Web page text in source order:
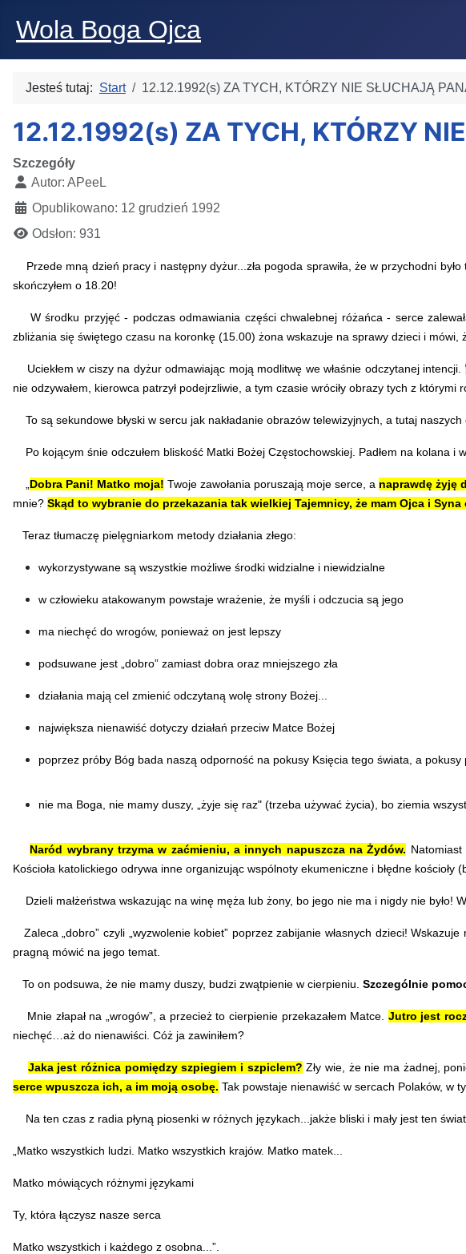
Wola Boga Ojca
Jesteś tutaj: Start 12.12.1992(s) ZA TYCH, KTÓRZY NIE SŁUCHAJĄ
12.12.1992(s) ZA TYCH, KTÓRZY
Szczegóły
Autor: APeeL
Opublikowano: 12 grudzień 1992
Odsłon: 931
Przede mną dzień pracy i następny dyżur...zła pogoda sprawiła, że w przychodni
skończyłem o 18.20!
W środku przyjęć - podczas odmawiania części chwalebnej różańca - serce
zbliżania się świętego czasu na koronkę (15.00) żona wskazuje na sprawy dzieci i mówi,
Uciekłem w ciszy na dyżur odmawiając moją modlitwę we właśnie odczytanej intencji.
nie odzywałem, kierowca patrzył podejrzliwie, a tym czasie wróciły obrazy tych z
To są sekundowe błyski w sercu jak nakładanie obrazów telewizyjnych, a tutaj
Po kojącym śnie odczułem bliskość Matki Bożej Częstochowskiej. Padłem na kolana i
Dobra Pani! Matko moja! Twoje zawołania poruszają moje serce, a naprawdę żyję
mnie? Skąd to wybranie do przekazania tak wielkiej Tajemnicy, że mam Ojca i Syna
Teraz tłumaczę pielęgniarkom metody działania złego:
wykorzystywane są wszystkie możliwe środki widzialne i niewidzialne
w człowieku atakowanym powstaje wrażenie, że myśli i odczucia są jego
ma niechęć do wrogów, ponieważ on jest lepszy
podsuwane jest „dobro” zamiast dobra oraz mniejszego zła
działania mają cel zmienić odczytaną wolę strony Bożej...
największa nienawiść dotyczy działań przeciw Matce Bożej
poprzez próby Bóg bada naszą odporność na pokusy Księcia tego świata, a
nie ma Boga, nie mamy duszy, „żyje się raz" (trzeba używać życia), bo ziemia
Naród wybrany trzyma w zaćmieniu, a innych napuszcza na Żydów.
Kościoła katolickiego odrywa inne organizując wspólnoty ekumeniczne i błędne kościoły
Dzieli małżeństwa wskazując na winę męża lub żony, bo jego nie ma i nigdy nie było!
Zaleca „dobro” czyli „wyzwolenie kobiet” poprzez zabijanie własnych dzieci!
pragną mówić na jego temat.
To on podsuwa, że nie mamy duszy, budzi zwątpienie w cierpieniu. Szczególnie
Mnie złapał na „wrogów”, a przecież to cierpienie przekazałem Matce. Jutro jest
niechęć…aż do nienawiści. Cóż ja zawiniłem?
Jaka jest różnica pomiędzy szpiegiem i szpiclem? Zły wie, że nie ma żadnej,
serce wpuszcza ich, a im moją osobę. Tak powstaje nienawiść w sercach Polaków, w
Na ten czas z radia płyną piosenki w różnych językach...jakże bliski i mały jest ten
„Matko wszystkich ludzi. Matko wszystkich krajów. Matko matek...
Matko mówiących różnymi językami
Ty, która łączysz nasze serca
Matko wszystkich i każdego z osobna...”.